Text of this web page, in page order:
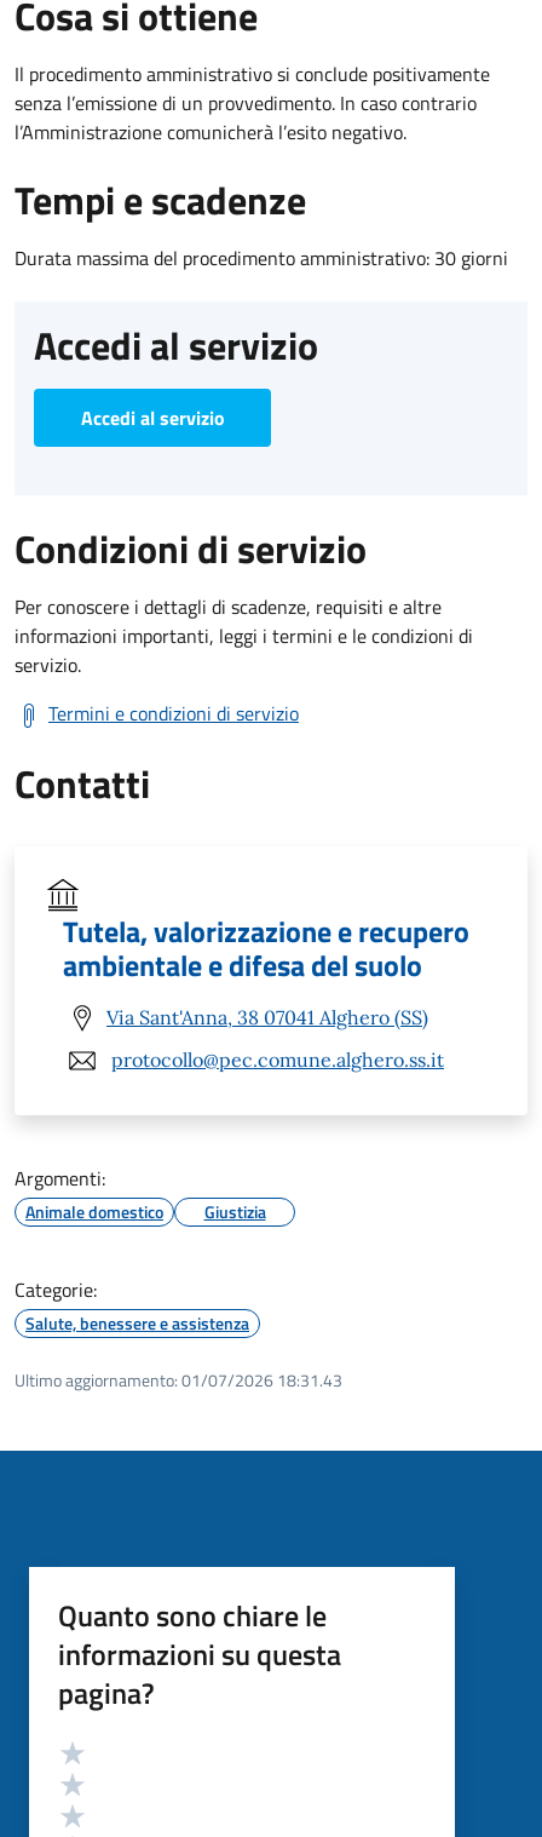
Cosa si ottiene
Il procedimento amministrativo si conclude positivamente
senza l’emissione di un provvedimento. In caso contrario
l’Amministrazione comunicherà l’esito negativo.
Tempi e scadenze
Durata massima del procedimento amministrativo: 30 giorni
Accedi al servizio
Accedi al servizio
Condizioni di servizio
Per conoscere i dettagli di scadenze, requisiti e altre
informazioni importanti, leggi i termini e le condizioni di
servizio.
Termini e condizioni di servizio
Contatti
Tutela, valorizzazione e recupero
ambientale e difesa del suolo
Via Sant'Anna, 38 07041 Alghero (SS)
protocollo@pec.comune.alghero.ss.it
Argomenti:
Animale domestico Giustizia
Categorie:
Salute, benessere e assistenza
Ultimo aggiornamento:01/07/2026 18:31.43
Quanto sono chiare le
informazioni su questa
pagina?
Valutazione